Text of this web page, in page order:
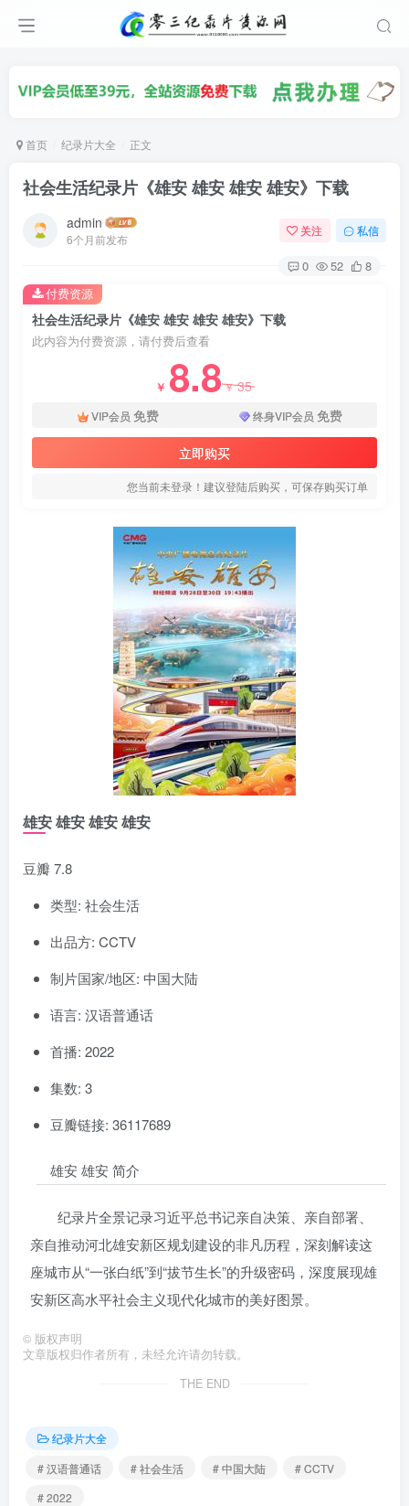
首页 纪录片大全 正文
社会生活纪录片《雄安 雄安 雄安 雄安》下载
admin
6个月前发布
关注 私信
0 52 8
社会生活纪录片《雄安 雄安 雄安 雄安》下载
此内容为付费资源，请付费后查看
￥ 8.8￥35
VIP会员 免费 终身VIP会员 免费
立即购买
您当前未登录！建议登陆后购买，可保存购买订单
付费资源
雄安 雄安 雄安 雄安
豆瓣 7.8
类型: 社会生活
出品方: CCTV
制片国家/地区: 中国大陆
语言: 汉语普通话
首播: 2022
集数: 3
豆瓣链接: 36117689
雄安 雄安 简介
纪录片全景记录习近平总书记亲自决策、亲自部署、
亲自推动河北雄安新区规划建设的非凡历程，深刻解读这
座城市从“一张白纸”到“拔节生长”的升级密码，深度展现雄
安新区高水平社会主义现代化城市的美好图景。
© 版权声明
文章版权归作者所有，未经允许请勿转载。
THE END
纪录片大全
# 汉语普通话
# 社会生活 # 中国大陆
# CCTV
# 2022